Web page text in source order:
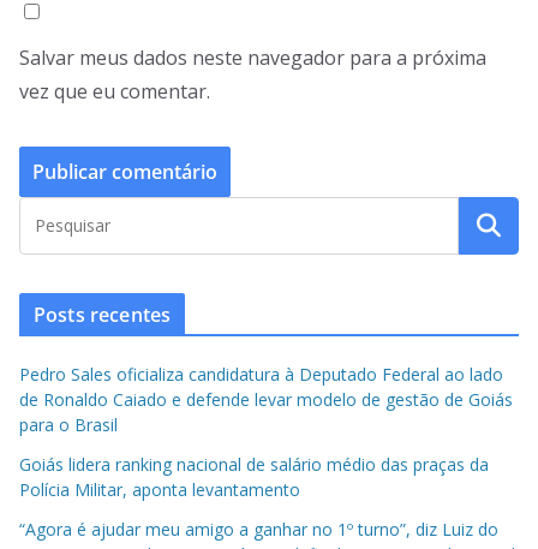
Salvar meus dados neste navegador para a próxima
vez que eu comentar.
Posts recentes
Pedro Sales oficializa candidatura à Deputado Federal ao lado
de Ronaldo Caiado e defende levar modelo de gestão de Goiás
para o Brasil
Goiás lidera ranking nacional de salário médio das praças da
Polícia Militar, aponta levantamento
“Agora é ajudar meu amigo a ganhar no 1º turno”, diz Luiz do